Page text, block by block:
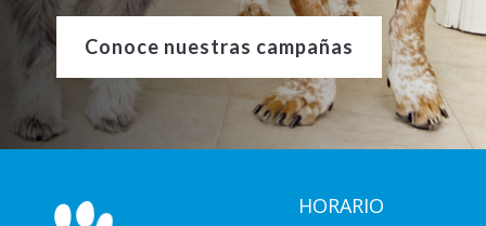
Conoce nuestras campañas
HORARIO